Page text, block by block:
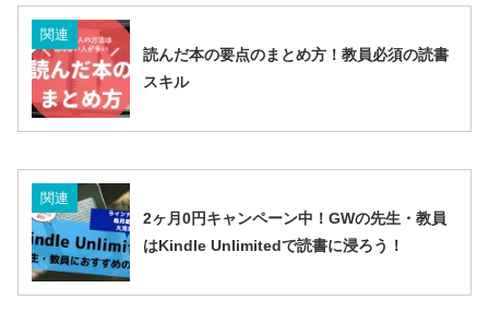
関連
読んだ本の要点のまとめ方！教員必須の読書
スキル
関連
2ヶ月0円キャンペーン中！GWの先生・教員
はKindle Unlimitedで読書に浸ろう！